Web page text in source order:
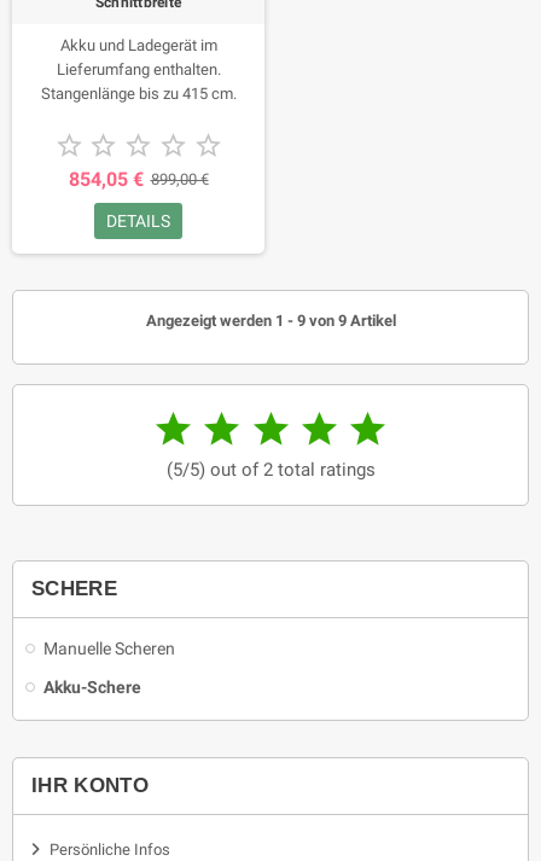
SCHERE
Manuelle Scheren
Akku-Schere
IHR KONTO
Persönliche Infos
Akku und Ladegerät im
Lieferumfang enthalten.
Stangenlänge bis zu 415 cm.
    
854,05 € 899,00 €
DETAILS
Angezeigt werden 1 - 9 von 9 Artikel
    
(5/5) out of 2 total ratings